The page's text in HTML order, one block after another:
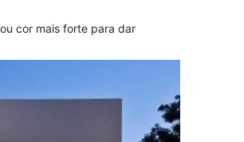
cor mais forte para dar